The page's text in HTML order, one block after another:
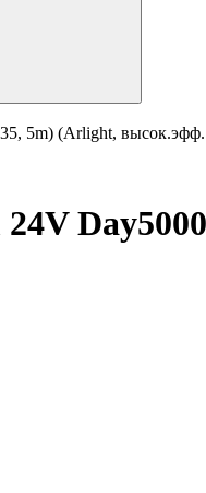
5m) (Arlight,